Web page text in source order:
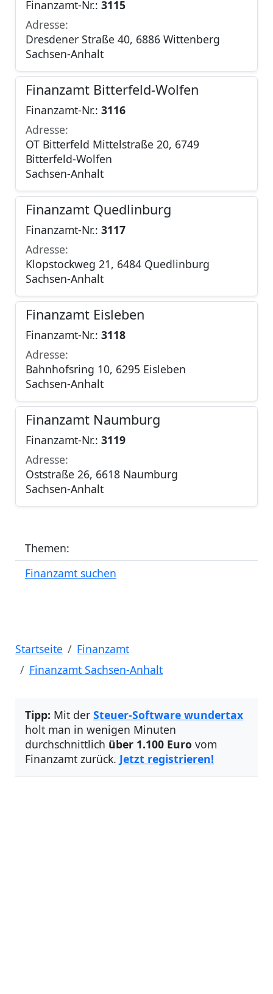
Finanzamt-Nr.: 3115
Adresse:
Dresdener Straße 40, 6886 Wittenberg
Sachsen-Anhalt
Finanzamt Bitterfeld-Wolfen
Finanzamt-Nr.: 3116
Adresse:
OT Bitterfeld Mittelstraße 20, 6749
Bitterfeld-Wolfen
Sachsen-Anhalt
Finanzamt Quedlinburg
Finanzamt-Nr.: 3117
Adresse:
Klopstockweg 21, 6484 Quedlinburg
Sachsen-Anhalt
Finanzamt Eisleben
Finanzamt-Nr.: 3118
Adresse:
Bahnhofsring 10, 6295 Eisleben
Sachsen-Anhalt
Finanzamt Naumburg
Finanzamt-Nr.: 3119
Adresse:
Oststraße 26, 6618 Naumburg
Sachsen-Anhalt
Themen:
Finanzamt suchen
Startseite
Finanzamt
Finanzamt Sachsen-Anhalt
Tipp: Mit der Steuer-Software wundertax
holt man in wenigen Minuten
durchschnittlich über 1.100 Euro vom
Finanzamt zurück. Jetzt registrieren!